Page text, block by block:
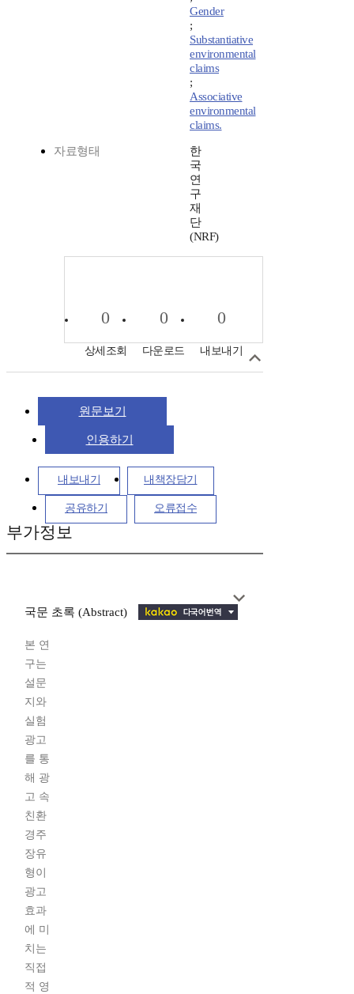
Gender
;
Substantiative
environmental
claims
;
Associative
environmental
claims.
자료형태
한
국
연
구
재
단
(NRF)
0
상세조회
0
다운로드
0
내보내기
원문보기
인용하기
내보내기 내책장담기
공유하기 오류접수
부가정보
국문 초록 (Abstract)
본 연
구는
설문
지와
실험
광고
를 통
해 광
고 속
친환
경주
장유
형이
광고
효과
에 미
치는
직접
적 영